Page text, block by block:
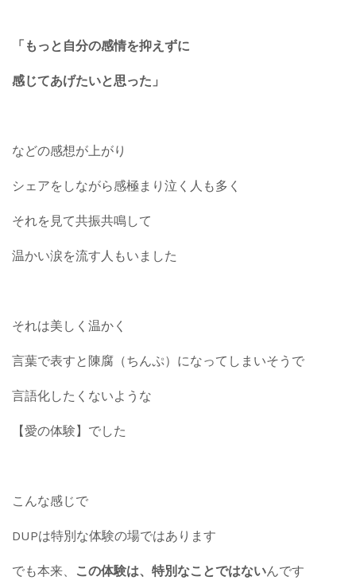
「もっと自分の感情を抑えずに
感じてあげたいと思った」
などの感想が上がり
シェアをしながら感極まり泣く人も多く
それを見て共振共鳴して
温かい涙を流す人もいました
それは美しく温かく
言葉で表すと陳腐（ちんぷ）になってしまいそうで
言語化したくないような
【愛の体験】でした
こんな感じで
DUPは特別な体験の場ではあります
でも本来、 この体験は、特別なことではないんです